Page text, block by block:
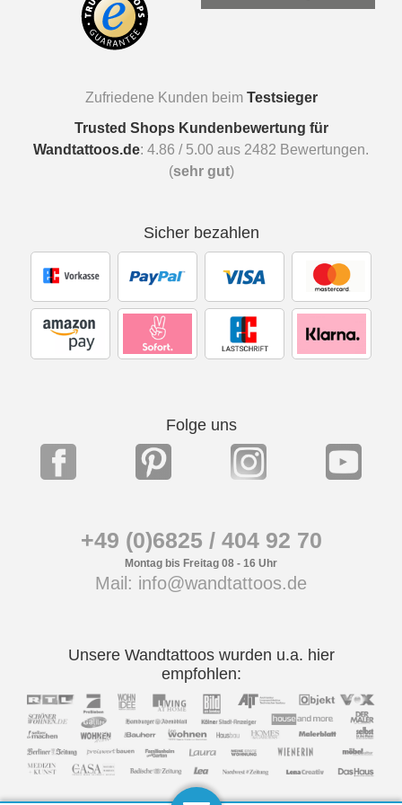
Zufriedene Kunden beim Testsieger
Trusted Shops Kundenbewertung für
Wandtattoos.de: 4.86 / 5.00 aus 2482 Bewertungen.
(sehr gut)
Sicher bezahlen
Folge uns
+49 (0)6825 / 404 92 70
Montag bis Freitag 08 - 16 Uhr
Mail: info@wandtattoos.de
Unsere Wandtattoos wurden u.a. hier
empfohlen: